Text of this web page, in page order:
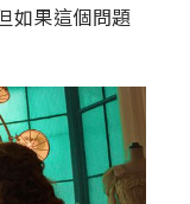
如果這個問題